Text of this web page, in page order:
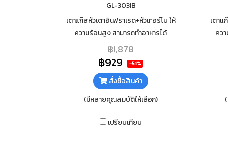
GL-303IB
เตาแก๊สหัวเตาอินฟราเรด+หัวเทอร์โบ ให้
ความร้อนสูง สามารถทำอาหารได้
รวดเร็ว วัสดุตัวเตาสแตนเลส แข็งแรง
ทนทาน ไม่เป็นสนิม ทำความสะอาดง่าย
฿1,878
฿929 -51%
สั่งซื้อสินค้า
(มีหลายคุณสมบัติให้เลือก)
เปรียบเทียบ
เตาแ
คว
รวด
ทนท